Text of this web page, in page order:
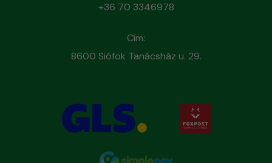
+36 70 3346978
Cím:
8600 Siófok Tanácsház u. 29.